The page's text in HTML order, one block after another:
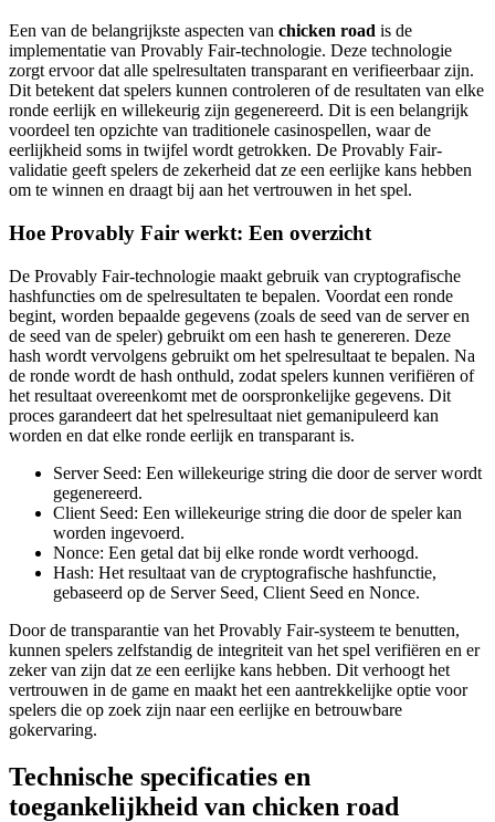
Een van de belangrijkste aspecten van chicken road is de
implementatie van Provably Fair-technologie. Deze technologie
zorgt ervoor dat alle spelresultaten transparant en verifieerbaar zijn.
Dit betekent dat spelers kunnen controleren of de resultaten van elke
ronde eerlijk en willekeurig zijn gegenereerd. Dit is een belangrijk
voordeel ten opzichte van traditionele casinospellen, waar de
eerlijkheid soms in twijfel wordt getrokken. De Provably Fair-
validatie geeft spelers de zekerheid dat ze een eerlijke kans hebben
om te winnen en draagt bij aan het vertrouwen in het spel.
Hoe Provably Fair werkt: Een overzicht
De Provably Fair-technologie maakt gebruik van cryptografische
hashfuncties om de spelresultaten te bepalen. Voordat een ronde
begint, worden bepaalde gegevens (zoals de seed van de server en
de seed van de speler) gebruikt om een hash te genereren. Deze
hash wordt vervolgens gebruikt om het spelresultaat te bepalen. Na
de ronde wordt de hash onthuld, zodat spelers kunnen verifiëren of
het resultaat overeenkomt met de oorspronkelijke gegevens. Dit
proces garandeert dat het spelresultaat niet gemanipuleerd kan
worden en dat elke ronde eerlijk en transparant is.
Server Seed: Een willekeurige string die door de server wordt
gegenereerd.
Client Seed: Een willekeurige string die door de speler kan
worden ingevoerd.
Nonce: Een getal dat bij elke ronde wordt verhoogd.
Hash: Het resultaat van de cryptografische hashfunctie,
gebaseerd op de Server Seed, Client Seed en Nonce.
Door de transparantie van het Provably Fair-systeem te benutten,
kunnen spelers zelfstandig de integriteit van het spel verifiëren en er
zeker van zijn dat ze een eerlijke kans hebben. Dit verhoogt het
vertrouwen in de game en maakt het een aantrekkelijke optie voor
spelers die op zoek zijn naar een eerlijke en betrouwbare
gokervaring.
Technische specificaties en
toegankelijkheid van chicken road